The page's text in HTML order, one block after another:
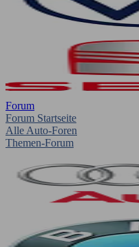
Forum
Forum Startseite
Alle Auto-Foren
Themen-Forum